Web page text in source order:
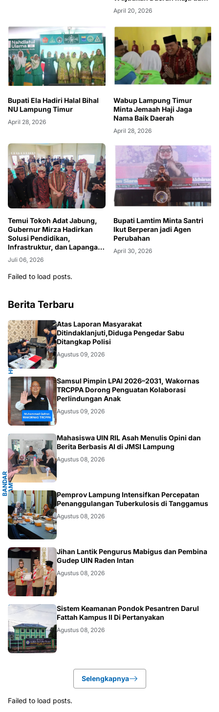
Berkelanjutan
April 20, 2026
Bupati Ela Hadiri Halal Bihal
NU Lampung Timur
April 28, 2026
Wabup Lampung Timur
Minta Jemaah Haji Jaga
Nama Baik Daerah
April 28, 2026
Temui Tokoh Adat Jabung,
Gubernur Mirza Hadirkan
Solusi Pendidikan,
Infrastruktur, dan Lapangan
Kerja
Juli 06, 2026
Bupati Lamtim Minta Santri
Ikut Berperan jadi Agen
Perubahan
April 30, 2026
Failed to load posts.
Berita Terbaru
HUKUM/KRIMINAL
Atas Laporan Masyarakat
Ditindaklanjuti,Diduga Pengedar Sabu
Ditangkap Polisi
Agustus 09, 2026
JAKARTA
Samsul Pimpin LPAI 2026–2031, Wakornas
TRCPPA Dorong Penguatan Kolaborasi
Perlindungan Anak
Agustus 09, 2026
B
A
N
D
A
R
L
A
M
P
U
N
G
.
L
A
M
P
U
NG
Mahasiswa UIN RIL Asah Menulis Opini dan
Berita Berbasis AI di JMSI Lampung
Agustus 08, 2026
.LAMPUNG
Pemprov Lampung Intensifkan Percepatan
Penanggulangan Tuberkulosis di Tanggamus
Agustus 08, 2026
.LAMPUNG
Jihan Lantik Pengurus Mabigus dan Pembina
Gudep UIN Raden Intan
Agustus 08, 2026
LAMPUNG
Sistem Keamanan Pondok Pesantren Darul
Fattah Kampus II Di Pertanyakan
Agustus 08, 2026
Selengkapnya
Failed to load posts.